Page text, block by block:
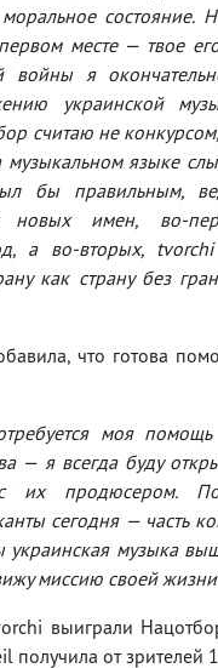
состояние.
месте — твое
войны я
украинской
считаю не
языке
бы правильным,
новых имен, во-
а во-вторых, tvorchi
как страну без
что готова
моя
— я всегда буду
их продюсером.
сегодня — часть
украинская музыка
миссию своей жизни
выиграли
получила от зрителей